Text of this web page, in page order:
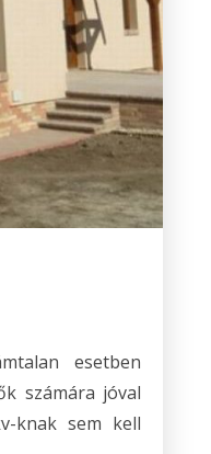
esetben
számára jóval
knak sem kell